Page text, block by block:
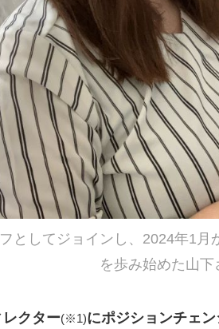
としてジョインし、2024年1
を歩み始めた山下
クター(※1)にポジションチェン